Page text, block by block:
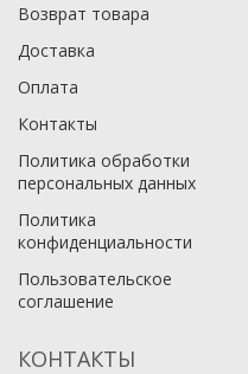
Возврат товара
Доставка
Оплата
Контакты
Политика обработки
персональных данных
Политика
конфиденциальности
Пользовательское
соглашение
КОНТАКТЫ